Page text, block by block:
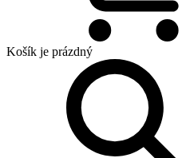
Košík je prázdný